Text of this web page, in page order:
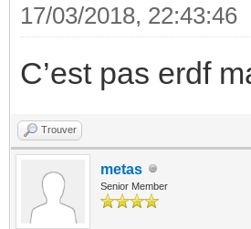
17/03/2018, 22:43:46
C’est pas erdf
Trouver
metas
Senior Member